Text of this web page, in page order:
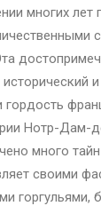
многих лет
и
гордость
Нотр-Дам-
много
своими
горгульями,